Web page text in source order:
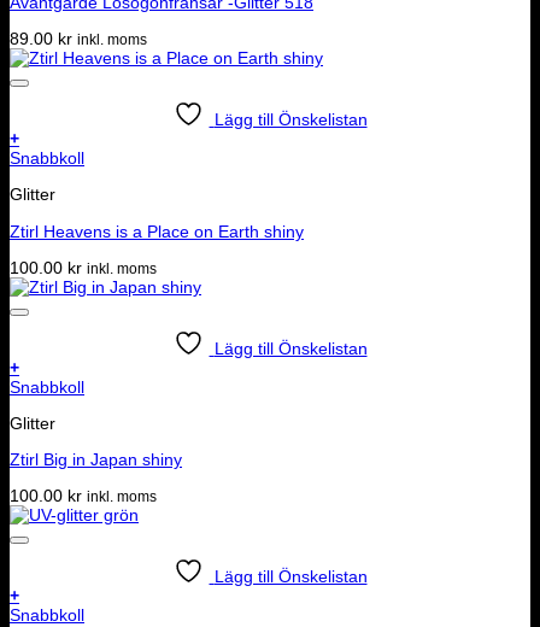
89.00 kr inkl. moms
Lägg till Önskelistan
+
Snabbkoll
Glitter
Ztirl Heavens is a Place on Earth shiny
100.00 kr inkl. moms
Lägg till Önskelistan
+
Snabbkoll
Glitter
Ztirl Big in Japan shiny
100.00 kr inkl. moms
Lägg till Önskelistan
+
Snabbkoll